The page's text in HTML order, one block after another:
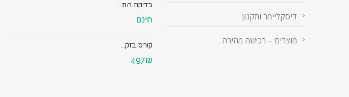
דיסקליימר ותקנון
מוצרים – רכישה מהירה
בדיקת הת...
חינם
קורס בזק...
497₪